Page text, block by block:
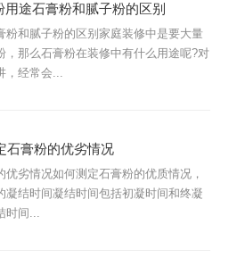
用途石膏粉和腻子粉的区别
粉和腻子粉的区别家庭装修中是要大量
，那么石膏粉在装修中有什么用途呢?对
，经常会...
石膏粉的优劣情况
优劣情况如何测定石膏粉的优质情况，
凝结时间凝结时间包括初凝时间和终凝
时间...